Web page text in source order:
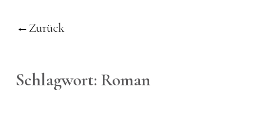
Zurück
Schlagwort: Roman